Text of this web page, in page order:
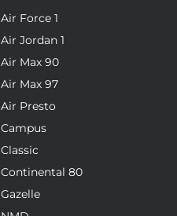
Air Force 1
Air Jordan 1
Air Max 90
Air Max 97
Air Presto
Campus
Classic
Continental 80
Gazelle